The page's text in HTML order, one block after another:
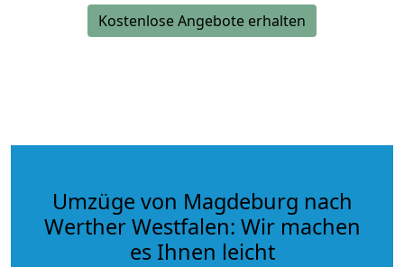
Kostenlose Angebote erhalten
Umzüge von Magdeburg nach
Werther Westfalen: Wir machen
es Ihnen leicht